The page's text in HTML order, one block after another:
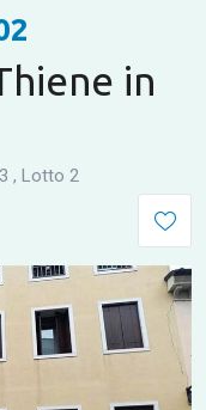
in
, Lotto 2